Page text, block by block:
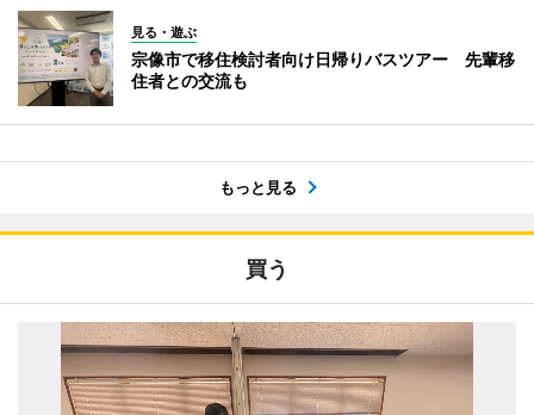
見る・遊ぶ
宗像市で移住検討者向け日帰りバスツアー 先輩移
住者との交流も
もっと見る
買う